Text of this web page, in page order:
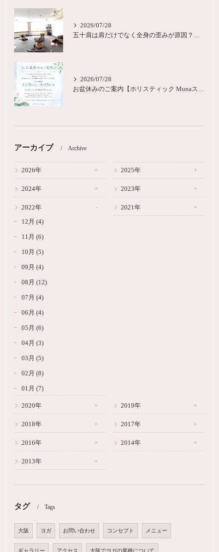
2026/07/28
2026/07/28
アーカイブ Archive
2026年 2025年
2024年 2023年
2022年
12月 (4)
11月 (6)
10月 (5)
09月 (4)
08月 (12)
07月 (4)
06月 (4)
05月 (6)
04月 (3)
03月 (5)
02月 (8)
01月 (7)
2021年
2020年 2019年
2018年 2017年
2016年 2014年
2013年
タグ Tags
大阪 ヨガ お問い合わせ コンセプト メニュー
ギャラリー アクセス 大阪でヨガの業種について